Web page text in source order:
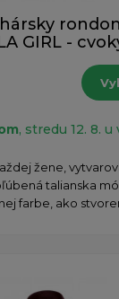
GIRL -
, stredu 12. 8. u
žene,
talianska
farbe, ako